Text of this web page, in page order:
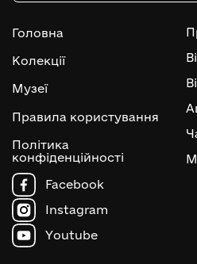
Головна
Колекції
Музеї
Правила користування
Політика
конфіденційності
Facebook
Instagram
Youtube